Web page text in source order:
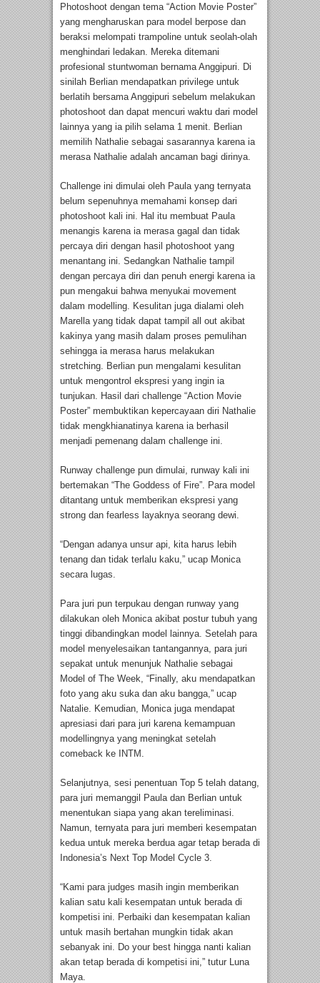
Photoshoot dengan tema “Action Movie Poster”
yang mengharuskan para model berpose dan
beraksi melompati trampoline untuk seolah-olah
menghindari ledakan. Mereka ditemani
profesional stuntwoman bernama Anggipuri. Di
sinilah Berlian mendapatkan privilege untuk
berlatih bersama Anggipuri sebelum melakukan
photoshoot dan dapat mencuri waktu dari model
lainnya yang ia pilih selama 1 menit. Berlian
memilih Nathalie sebagai sasarannya karena ia
merasa Nathalie adalah ancaman bagi dirinya.
Challenge ini dimulai oleh Paula yang ternyata
belum sepenuhnya memahami konsep dari
photoshoot kali ini. Hal itu membuat Paula
menangis karena ia merasa gagal dan tidak
percaya diri dengan hasil photoshoot yang
menantang ini. Sedangkan Nathalie tampil
dengan percaya diri dan penuh energi karena ia
pun mengakui bahwa menyukai movement
dalam modelling. Kesulitan juga dialami oleh
Marella yang tidak dapat tampil all out akibat
kakinya yang masih dalam proses pemulihan
sehingga ia merasa harus melakukan
stretching. Berlian pun mengalami kesulitan
untuk mengontrol ekspresi yang ingin ia
tunjukan. Hasil dari challenge “Action Movie
Poster” membuktikan kepercayaan diri Nathalie
tidak mengkhianatinya karena ia berhasil
menjadi pemenang dalam challenge ini.
Runway challenge pun dimulai, runway kali ini
bertemakan “The Goddess of Fire”. Para model
ditantang untuk memberikan ekspresi yang
strong dan fearless layaknya seorang dewi.
“Dengan adanya unsur api, kita harus lebih
tenang dan tidak terlalu kaku,” ucap Monica
secara lugas.
Para juri pun terpukau dengan runway yang
dilakukan oleh Monica akibat postur tubuh yang
tinggi dibandingkan model lainnya. Setelah para
model menyelesaikan tantangannya, para juri
sepakat untuk menunjuk Nathalie sebagai
Model of The Week, “Finally, aku mendapatkan
foto yang aku suka dan aku bangga,” ucap
Natalie. Kemudian, Monica juga mendapat
apresiasi dari para juri karena kemampuan
modellingnya yang meningkat setelah
comeback ke INTM.
Selanjutnya, sesi penentuan Top 5 telah datang,
para juri memanggil Paula dan Berlian untuk
menentukan siapa yang akan tereliminasi.
Namun, ternyata para juri memberi kesempatan
kedua untuk mereka berdua agar tetap berada di
Indonesia’s Next Top Model Cycle 3.
“Kami para judges masih ingin memberikan
kalian satu kali kesempatan untuk berada di
kompetisi ini. Perbaiki dan kesempatan kalian
untuk masih bertahan mungkin tidak akan
sebanyak ini. Do your best hingga nanti kalian
akan tetap berada di kompetisi ini,” tutur Luna
Maya.